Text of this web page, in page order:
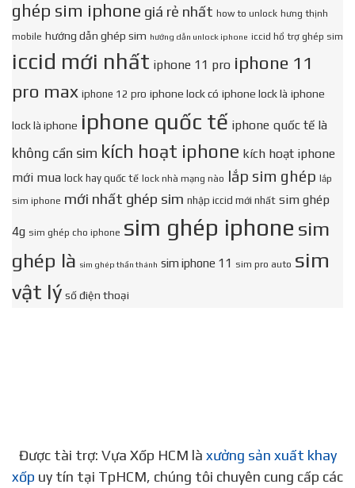
ghép sim iphone giá rẻ nhất how to unlock hưng thịnh
mobile hướng dẫn ghép sim hướng dẫn unlock iphone iccid hổ trợ ghép sim
iccid mới nhất iphone 11 pro iphone 11
pro max iphone 12 pro iphone lock có iphone lock là iphone
lock là iphone iphone quốc tế iphone quốc tế là
không cần sim kích hoạt iphone kích hoạt iphone
mới mua lock hay quốc tế lock nhà mạng nào lắp sim ghép lắp
sim iphone mới nhất ghép sim nhập iccid mới nhất sim ghép
4g sim ghép cho iphone sim ghép iphone sim
ghép là sim ghép thần thánh sim iphone 11 sim pro auto sim
vật lý số điện thoại
Được tài trợ: Vựa Xốp HCM là xưởng sản xuất khay
xốp uy tín tại TpHCM, chúng tôi chuyên cung cấp các